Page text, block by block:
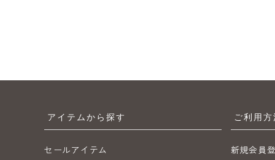
アイテムから探す
セールアイテム
ご利用
新規会員